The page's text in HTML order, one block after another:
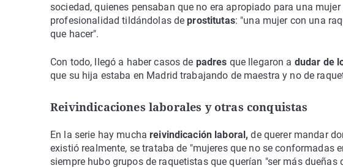
sociedad, quienes pensaban que no era apropiado para una
profesionalidad tildándolas deprostitutas: "una mujer con una
que hacer".
Con todo, llegó a haber casos de padres que llegaron a dudar de
que su hija estaba en Madrid trabajando de maestra y no de
Reivindicaciones laborales y otras conquistas
En la serie hay muchareivindicación laboral, de querer mandar
existió realmente, se trataba de "mujeres que no se conformadas
siempre hubo grupos de raquetistas que querían "ser más dueñas